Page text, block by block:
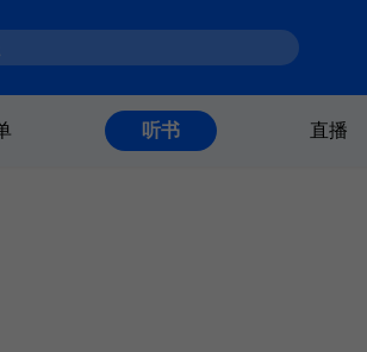
听书 直播